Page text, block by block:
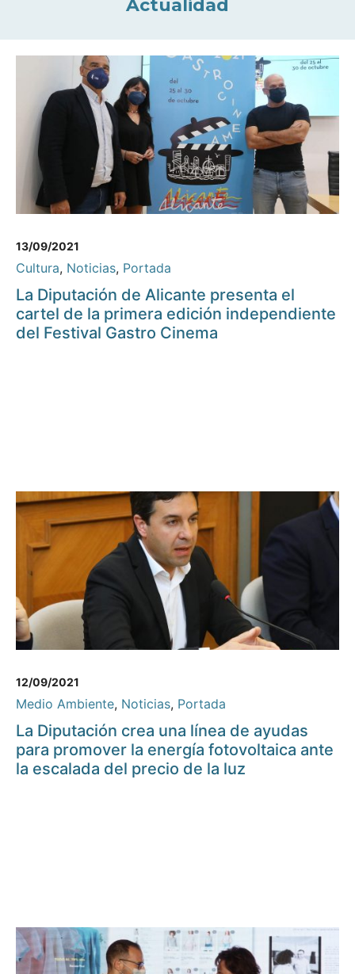
Actualidad
13/09/2021
Cultura, Noticias, Portada
La Diputación de Alicante presenta el
cartel de la primera edición independiente
del Festival Gastro Cinema
12/09/2021
Medio Ambiente, Noticias, Portada
La Diputación crea una línea de ayudas
para promover la energía fotovoltaica ante
la escalada del precio de la luz